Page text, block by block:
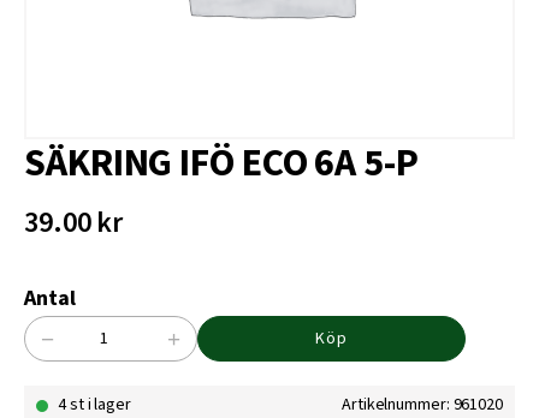
SÄKRING IFÖ ECO 6A 5-P
39.00kr
Antal
SÄKRING
ECO
− + Köp
4 st i lager Artikelnummer: 961020